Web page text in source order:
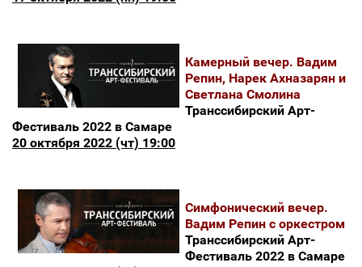
Камерный вечер. Вадим
Репин, Нарек Ахназарян и
Светлана Смолина
Транссибирский Арт-
Фестиваль 2022 в Самаре
20 октября 2022 (чт) 19:00
Симфонический вечер.
Вадим Репин с оркестром
Транссибирский Арт-
Фестиваль 2022 в Самаре